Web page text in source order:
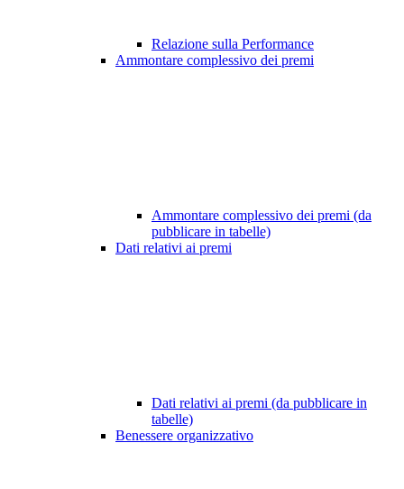
Relazione sulla Performance
Ammontare complessivo dei premi
Ammontare complessivo dei premi (da
pubblicare in tabelle)
Dati relativi ai premi
Dati relativi ai premi (da pubblicare in
tabelle)
Benessere organizzativo